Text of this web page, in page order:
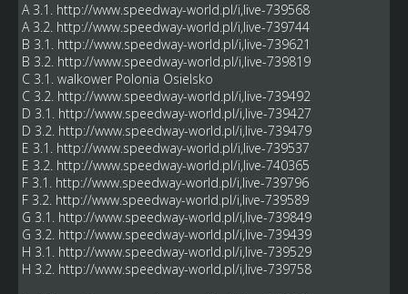
A 3.1. http://www.speedway-world.pl/i,live-739568
A 3.2. http://www.speedway-world.pl/i,live-739744
B 3.1. http://www.speedway-world.pl/i,live-739621
B 3.2. http://www.speedway-world.pl/i,live-739819
C 3.1. walkower Polonia Osielsko
C 3.2. http://www.speedway-world.pl/i,live-739492
D 3.1. http://www.speedway-world.pl/i,live-739427
D 3.2. http://www.speedway-world.pl/i,live-739479
E 3.1. http://www.speedway-world.pl/i,live-739537
E 3.2. http://www.speedway-world.pl/i,live-740365
F 3.1. http://www.speedway-world.pl/i,live-739796
F 3.2. http://www.speedway-world.pl/i,live-739589
G 3.1. http://www.speedway-world.pl/i,live-739849
G 3.2. http://www.speedway-world.pl/i,live-739439
H 3.1. http://www.speedway-world.pl/i,live-739529
H 3.2. http://www.speedway-world.pl/i,live-739758